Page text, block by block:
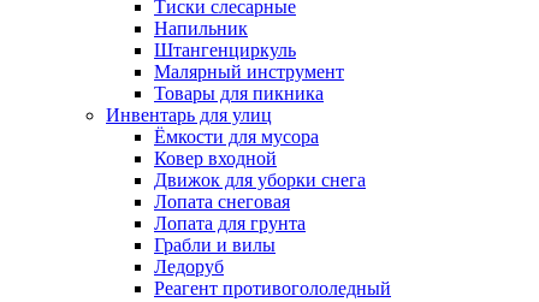
Тиски слесарные
Напильник
Штангенциркуль
Малярный инструмент
Товары для пикника
Инвентарь для улиц
Ёмкости для мусора
Ковер входной
Движок для уборки снега
Лопата снеговая
Лопата для грунта
Грабли и вилы
Ледоруб
Реагент противогололедный